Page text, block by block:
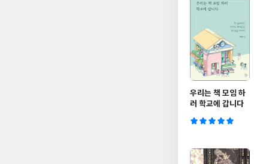
우리는 책 모임 하
러 학교에 갑니다